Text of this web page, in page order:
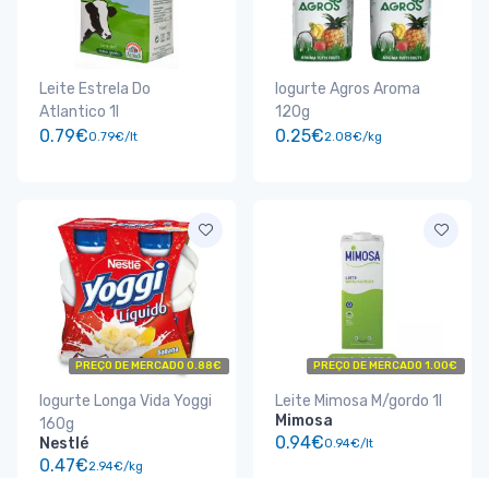
Leite Estrela Do
Atlantico 1l
0.79€0.79€/lt
Iogurte Agros Aroma
120g
0.25€2.08€/kg
PREÇO DE MERCADO 0.88€
Iogurte Longa Vida Yoggi
160g
Nestlé
0.47€2.94€/kg
PREÇO DE MERCADO 1.00€
Leite Mimosa M/gordo 1l
Mimosa
0.94€0.94€/lt